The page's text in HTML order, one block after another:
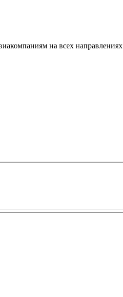
на всех направлениях